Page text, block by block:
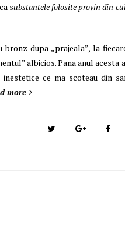
substantele folosite provin din
bronz dupa „prajeala”, la
albicios. Pana anul
ce ma scoteau din
more